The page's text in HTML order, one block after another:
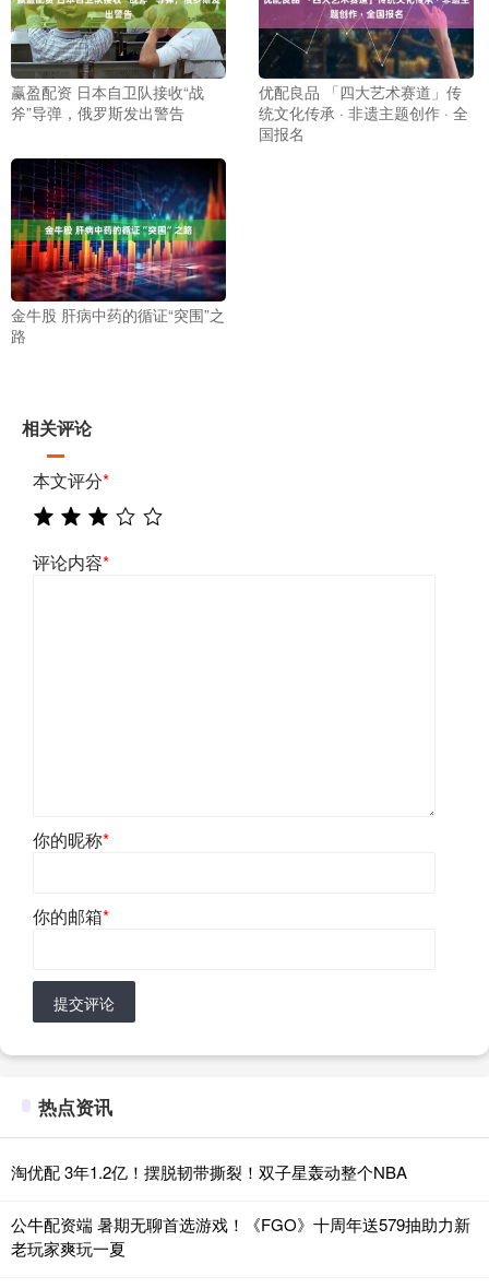
赢盈配资 日本自卫队接收“战
斧”导弹，俄罗斯发出警告
优配良品 「四大艺术赛道」传
统文化传承 · 非遗主题创作 · 全
国报名
金牛股 肝病中药的循证“突围”之
路
相关评论
本文评分*
评论内容*
你的昵称*
你的邮箱*
提交评论
热点资讯
淘优配 3年1.2亿！摆脱韧带撕裂！双子星轰动整个NBA
公牛配资端 暑期无聊首选游戏！《FGO》十周年送579抽助力新
老玩家爽玩一夏